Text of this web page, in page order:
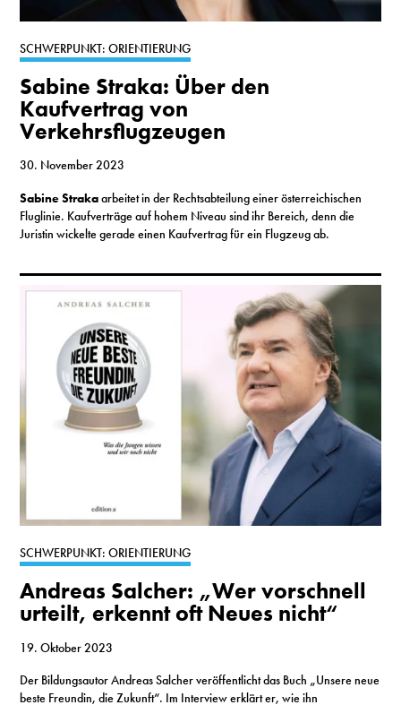
SCHWERPUNKT: ORIENTIERUNG
Sabine Straka: Über den
Kaufvertrag von
Verkehrsflugzeugen
30. November 2023
Sabine Strakaarbeitet in der Rechtsabteilung einer österreichischen
Fluglinie. Kaufverträge auf hohem Niveau sind ihr Bereich, denn die
Juristin wickelte gerade einen Kaufvertrag für ein Flugzeug ab.
SCHWERPUNKT: ORIENTIERUNG
Andreas Salcher: „Wer vorschnell
urteilt, erkennt oft Neues nicht“
19. Oktober 2023
Der Bildungsautor Andreas Salcher veröffentlicht das Buch „Unsere neue
beste Freundin, die Zukunft“. Im Interview erklärt er, wie ihn